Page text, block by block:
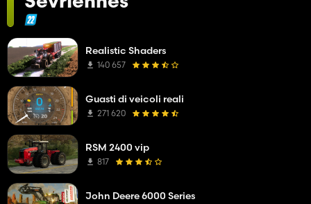
Realistic Shaders
140 657
Guasti di veicoli reali
271 620
RSM 2400 vip
817
John Deere 6000 Series